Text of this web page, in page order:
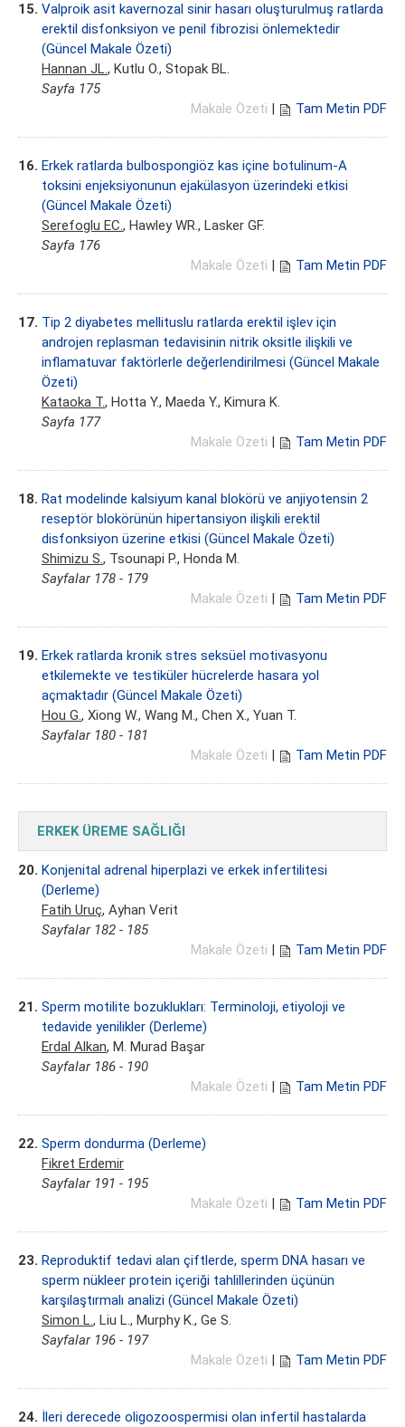
15. Valproik asit kavernozal sinir hasarı oluşturulmuş ratlarda
erektil disfonksiyon ve penil fibrozisi önlemektedir
(Güncel Makale Özeti)
Hannan JL., Kutlu O., Stopak BL.
Sayfa 175
Makale Özeti
Tam Metin PDF
16. Erkek ratlarda bulbospongiöz kas içine botulinum-A
toksini enjeksiyonunun ejakülasyon üzerindeki etkisi
(Güncel Makale Özeti)
Serefoglu EC., Hawley WR., Lasker GF.
Sayfa 176
Makale Özeti
Tam Metin PDF
17. Tip 2 diyabetes mellituslu ratlarda erektil işlev için
androjen replasman tedavisinin nitrik oksitle ilişkili ve
inflamatuvar faktörlerle değerlendirilmesi (Güncel Makale
Özeti)
Kataoka T., Hotta Y., Maeda Y., Kimura K.
Sayfa 177
Makale Özeti
Tam Metin PDF
18. Rat modelinde kalsiyum kanal blokörü ve anjiyotensin 2
reseptör blokörünün hipertansiyon ilişkili erektil
disfonksiyon üzerine etkisi (Güncel Makale Özeti)
Shimizu S., Tsounapi P., Honda M.
Sayfalar 178 - 179
Makale Özeti
Tam Metin PDF
19. Erkek ratlarda kronik stres seksüel motivasyonu
etkilemekte ve testiküler hücrelerde hasara yol
açmaktadır (Güncel Makale Özeti)
Hou G., Xiong W., Wang M., Chen X., Yuan T.
Sayfalar 180 - 181
Makale Özeti
Tam Metin PDF
ERKEK ÜREME SAĞLIĞI
20. Konjenital adrenal hiperplazi ve erkek infertilitesi
(Derleme)
Fatih Uruç, Ayhan Verit
Sayfalar 182 - 185
Makale Özeti
Tam Metin PDF
21. Sperm motilite bozuklukları: Terminoloji, etiyoloji ve
tedavide yenilikler (Derleme)
Erdal Alkan, M. Murad Başar
Sayfalar 186 - 190
Makale Özeti
Tam Metin PDF
22. Sperm dondurma (Derleme)
Fikret Erdemir
Sayfalar 191 - 195
Makale Özeti
Tam Metin PDF
23. Reproduktif tedavi alan çiftlerde, sperm DNA hasarı ve
sperm nükleer protein içeriği tahlillerinden üçünün
karşılaştırmalı analizi (Güncel Makale Özeti)
Simon L., Liu L., Murphy K., Ge S.
Sayfalar 196 - 197
Makale Özeti
Tam Metin PDF
24.
İleri derecede oligozoospermisi olan infertil hastalarda